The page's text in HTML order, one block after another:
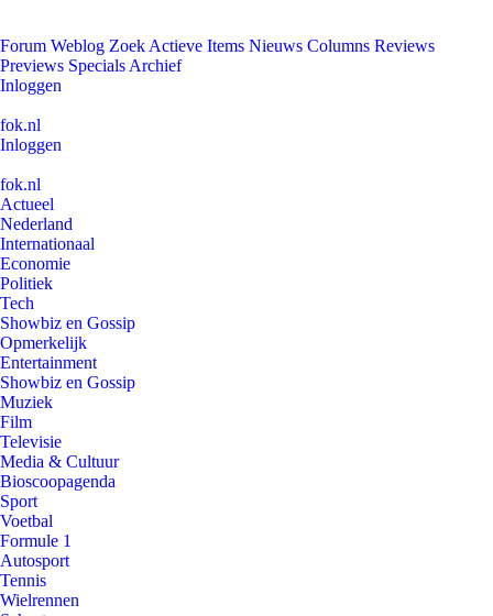
Forum Weblog Zoek Actieve Items Nieuws Columns Reviews
Previews Specials Archief
Inloggen
fok.nl
Inloggen
fok.nl
Actueel
Nederland
Internationaal
Economie
Politiek
Tech
Showbiz en Gossip
Opmerkelijk
Entertainment
Showbiz en Gossip
Muziek
Film
Televisie
Media & Cultuur
Bioscoopagenda
Sport
Voetbal
Formule 1
Autosport
Tennis
Wielrennen